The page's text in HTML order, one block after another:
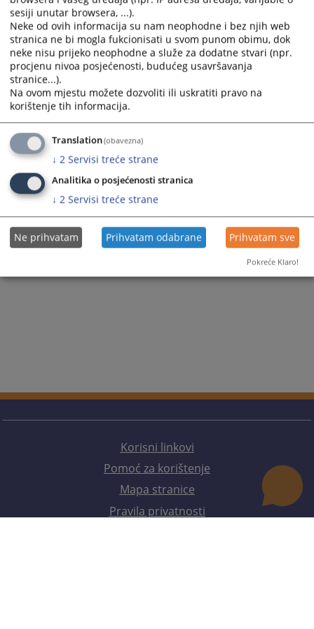
Sudske takse
Kalkulator sudskih taksi
Kalkulator troškova sudskih postupaka
Uvjerenja o nevođenju krivičnog postupka
Imenik advokata
Indeks pravnih pojmova
Korisni linkovi
Pomoć za korištenje
Mapa stranice
Pravila privatnosti
sesiji unutar browsera, ...).
Neke od ovih informacija su nam neophodne i bez njih web
stranica ne bi mogla fukcionisati u svom punom obimu, dok
neke nisu prijeko neophodne a služe za dodatne stvari (npr.
procjenu nivoa posjećenosti, budućeg usavršavanja
stranice...).
Na ovom mjestu možete dozvoliti ili uskratiti pravo na
korištenje tih informacija.
Translation(obavezna)
↓ 2 Servisi treće strane
Analitika o posjećenosti stranica
↓ 2 Servisi treće strane
Ne prihvatam Prihvatam odabrane Prihvatam sve
Pokreće Klaro!